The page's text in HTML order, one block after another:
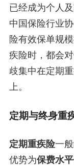
已经成为个人
中国保险行业
险有效保单规
疾险时，都会
歧集中在定期
上。
定期与终身重
定期重疾险一
优势为保费水